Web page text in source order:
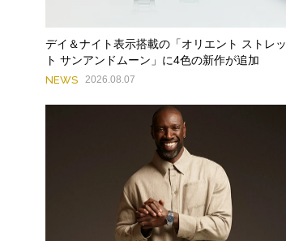
デイ＆ナイト表示搭載の「オリエント ストレッ
ト サンアンドムーン」に4色の新作が追加
NEWS 2026.08.07